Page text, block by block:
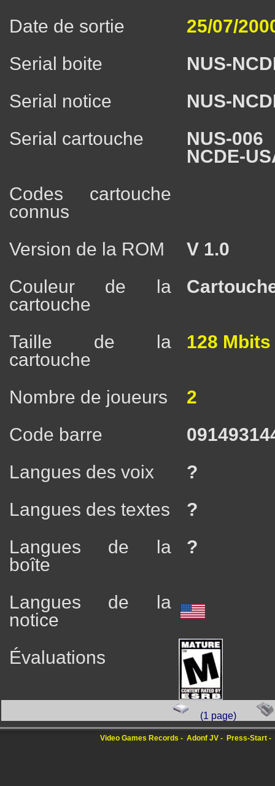
Date de sortie
25/07/
Serial boite
NUS-
Serial notice
NUS-
Serial cartouche
NUS-
NCDE-
Codes cartouche
connus
Version de la ROM
V 1.0
Couleur de la
cartouche
Taille de la
cartouche
128 Mbits
Nombre de joueurs
2
Code barre
Langues des voix
?
Langues des textes
?
Langues de la
boîte
?
Langues de la
notice
Évaluations
(1 page)
Video Games Records Adonf JV Press-Start